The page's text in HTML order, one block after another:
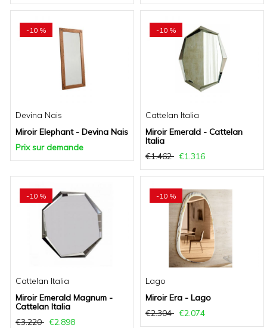
-10 %
Devina Nais
Miroir Elephant - Devina Nais
Prix sur demande
-10 %
Cattelan Italia
Miroir Emerald - Cattelan
Italia
€1.462
€1.316
-10 %
Cattelan Italia
Miroir Emerald Magnum -
Cattelan Italia
€3.220
€2.898
-10 %
Lago
Miroir Era - Lago
€2.304
€2.074